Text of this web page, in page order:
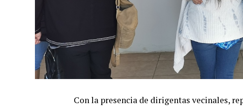
Con la presencia de dirigentas vecinales,